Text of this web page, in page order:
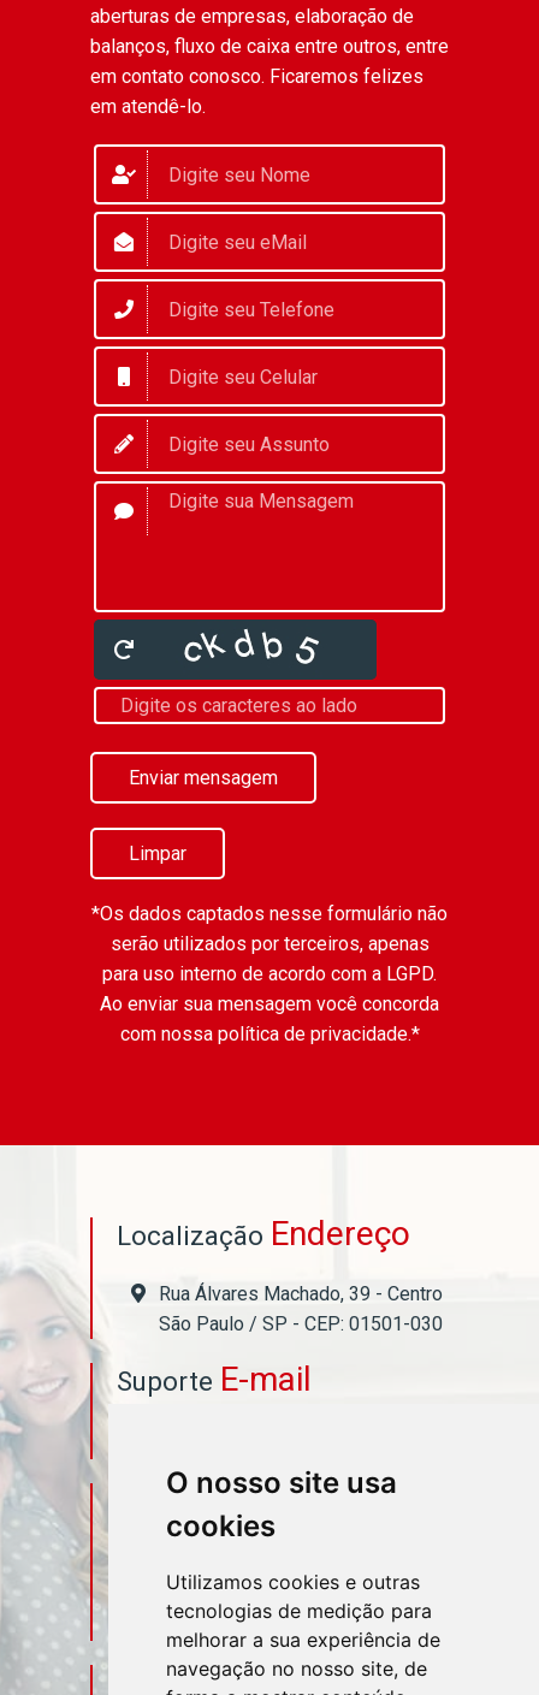
O nosso site usa
cookies
Utilizamos cookies e outras
tecnologias de medição para
melhorar a sua experiência de
navegação no nosso site, de
aberturas de empresas, elaboração de
balanços, fluxo de caixa entre outros, entre
em contato conosco. Ficaremos felizes
em atendê-lo.
Enviar mensagem
Limpar
*Os dados captados nesse formulário não
serão utilizados por terceiros, apenas
para uso interno de acordo com a LGPD.
Ao enviar sua mensagem você concorda
com nossa política de privacidade.*
Localização Endereço
Rua Álvares Machado, 39 - Centro
São Paulo / SP - CEP: 01501-030
Suporte E-mail
ContatoTelefone
(11) 95580-4449
RedesSociais